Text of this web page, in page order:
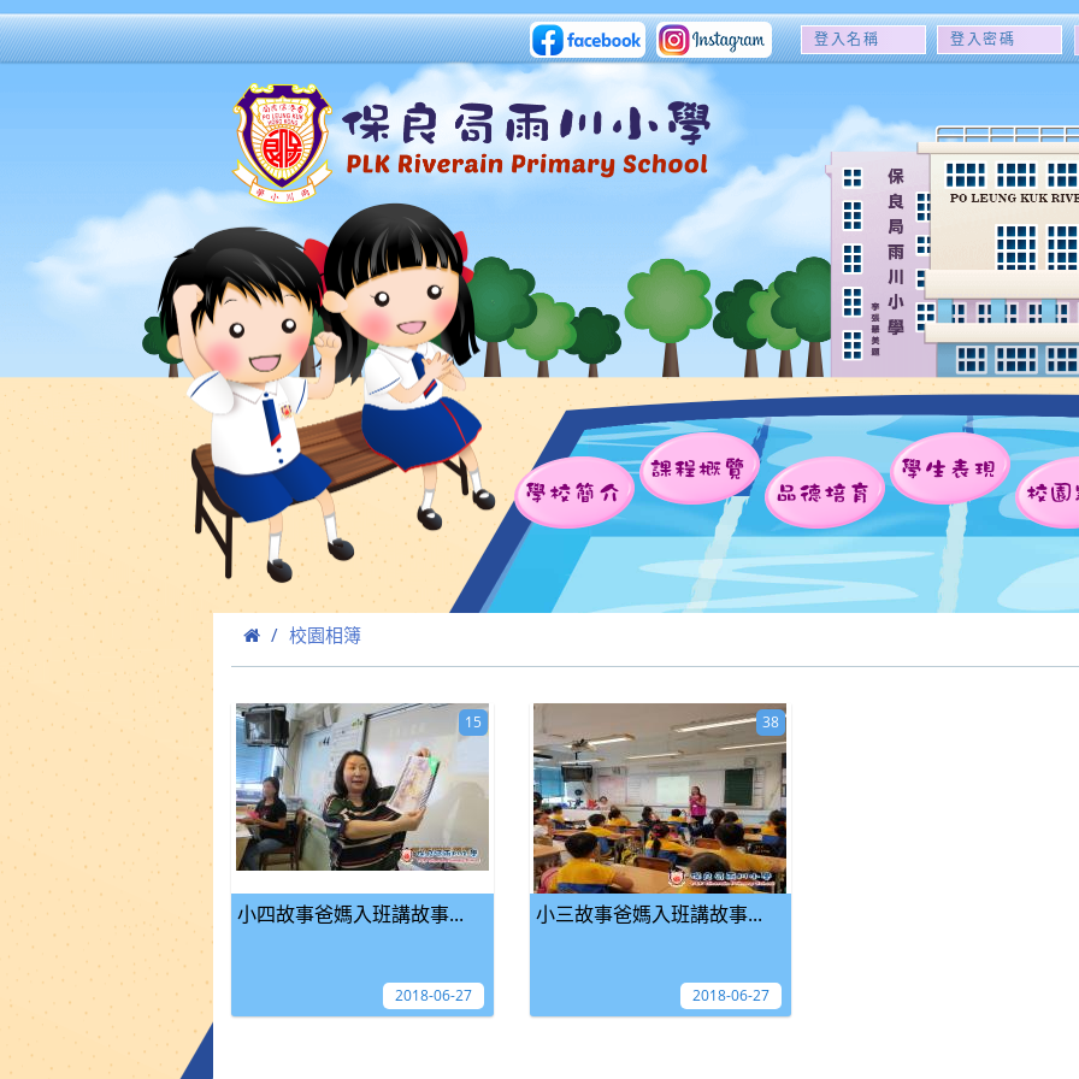
登
名
稱
登
密
碼
學校簡介
課程概覽
品德培育
學生表現
校
校園相簿
小四故事爸媽入班講故事...
15
2018-06-27
小三故事爸媽入班講故事...
38
2018-06-27